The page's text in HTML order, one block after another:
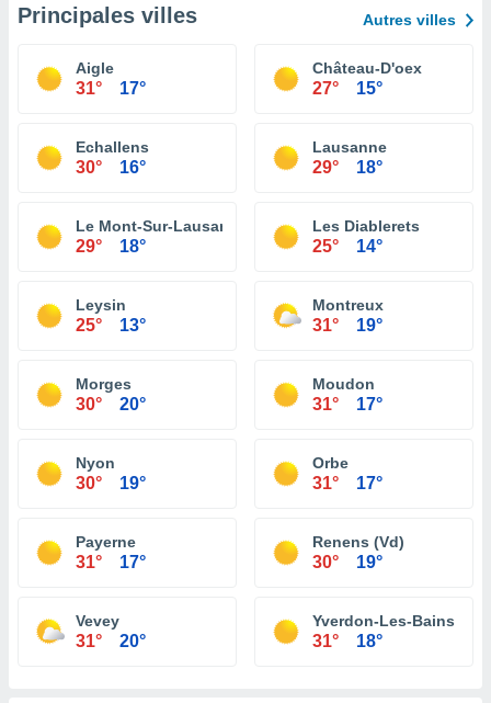
Principales villes Autres villes
Aigle
31° 17°
Château-D'oex
27° 15°
Echallens
30° 16°
Lausanne
29° 18°
Le Mont-Sur-Lausanne
29° 18°
Les Diablerets
25° 14°
Leysin
25° 13°
Montreux
31° 19°
Morges
30° 20°
Moudon
31° 17°
Nyon
30° 19°
Orbe
31° 17°
Payerne
31° 17°
Renens (Vd)
30° 19°
Vevey
31° 20°
Yverdon-Les-Bains
31° 18°